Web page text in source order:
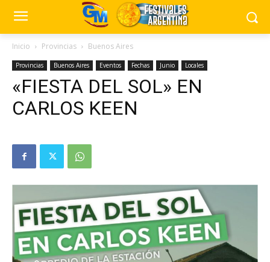
Inicio Provincias Buenos Aires
Provincias Buenos Aires Eventos Fechas Junio Locales
«FIESTA DEL SOL» EN
CARLOS KEEN